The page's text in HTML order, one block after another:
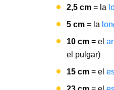
2,5 cm = la
5 cm = la
10 cm = el
el pulgar)
15 cm = el